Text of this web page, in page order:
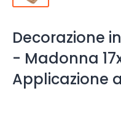
Decorazione
- Madonna
Applicazione